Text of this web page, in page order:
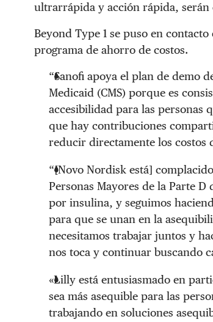
ultrarrápida y acción rápida, serán
Beyond Type 1 se puso en
programa de ahorro de costos.
“Sanofi apoya el plan de demo
Medicaid (CMS) porque es
accesibilidad para las personas
que hay contribuciones
reducir directamente los costos
“[Novo Nordisk está]
Personas Mayores de la Parte
por insulina, y seguimos
para que se unan en la
necesitamos trabajar juntos y
nos toca y continuar buscando
«Lilly está entusiasmado en
sea más asequible para las
trabajando en soluciones